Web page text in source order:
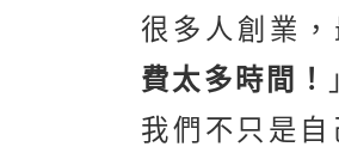
很多人創業
費太多時間！
我們不只是